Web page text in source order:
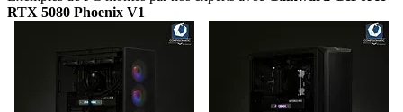
RTX 5080 Phoenix V1